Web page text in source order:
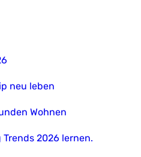
neu leben
Wohnen
Trends 2026 lernen.